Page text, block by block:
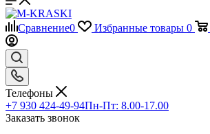
Сравнение0 Избранные товары 0
Телефоны
+7 930 424-49-94Пн-Пт: 8.00-17.00
Заказать звонок